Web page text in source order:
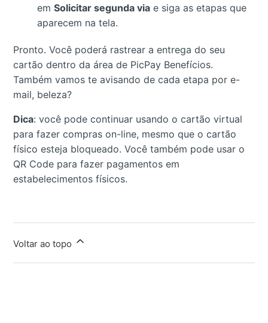
emSolicitar segunda via e siga as etapas que
aparecem na tela.
Pronto. Você poderá rastrear a entrega do seu
cartão dentro da área de PicPay Benefícios.
Também vamos te avisando de cada etapa por e-
mail, beleza?
Dica: você pode continuar usando o cartão virtual
para fazer compras on-line, mesmo que o cartão
físico esteja bloqueado. Você também pode usar o
QR Code para fazer pagamentos em
estabelecimentos físicos.
Voltar ao topo